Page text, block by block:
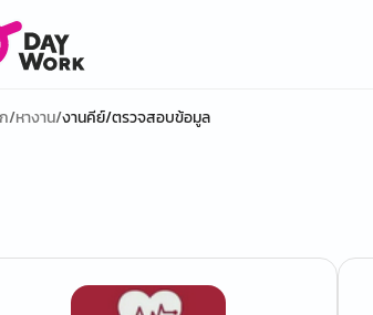
/หางาน/งานคีย์/ตรวจสอบข้อมูล